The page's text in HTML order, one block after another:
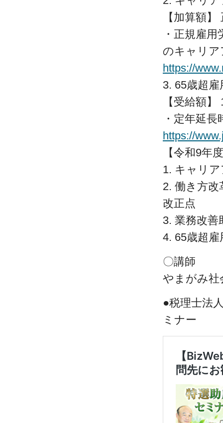
【加算額
・正規雇
のキャリア
https://
3. 65歳超
【受給額
・定年延
https://
【令和9年
1. キャリ
2. 働き方改
改正点
3. 業務改善
4. 65歳超
〇講師
やまがみ
●税理士法
ミナー